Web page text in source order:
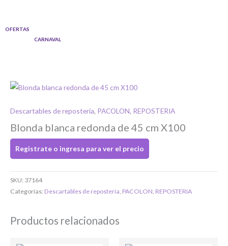
contenido
OFERTAS
CARNAVAL
Descartables de repostería, PACOLON, REPOSTERIA
Blonda blanca redonda de 45 cm X100
Registrate o ingresa para ver el precio
SKU: 37164
Categorías: Descartables de repostería PACOLON REPOSTERIA
Productos relacionados
Si tenés cuenta...
Toca para ingresar
O completa el Formulario de registro